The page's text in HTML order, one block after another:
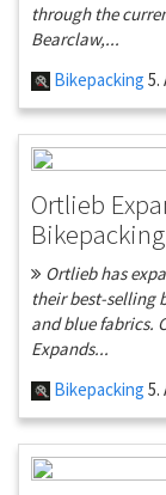
through the
Bearclaw,...
Bikepacking 5.
Ortlieb
Ortlieb has
their best-selling
and blue fabrics.
Expands...
Bikepacking 5.